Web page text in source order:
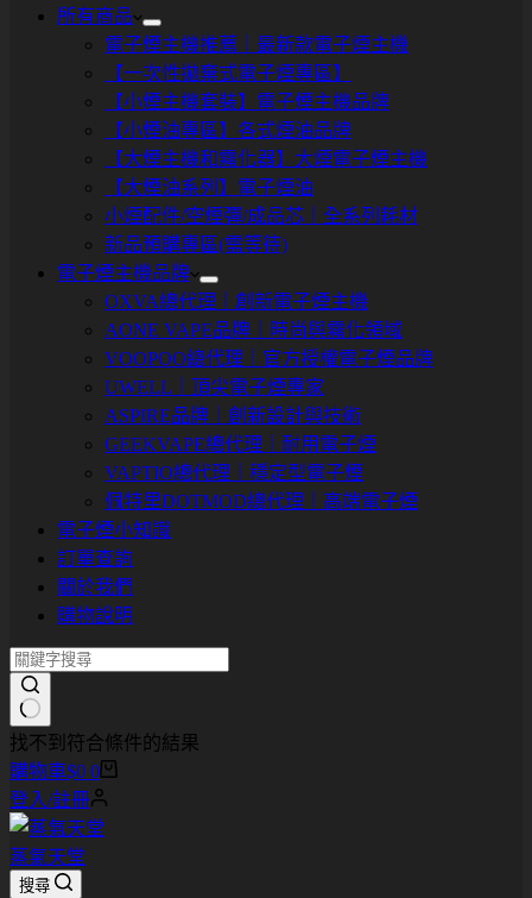
所有商品
電子煙主機推薦｜最新款電子煙主機
【一次性拋棄式電子煙專區】
【小煙主機套裝】電子煙主機品牌
【小煙油專區】各式煙油品牌
【大煙主機和霧化器】大煙電子煙主機
【大煙油系列】電子煙油
小煙配件/空煙彈/成品芯｜全系列耗材
新品預購專區(需等待)
電子煙主機品牌
OXVA總代理｜創新電子煙主機
AONE VAPE品牌｜時尚與霧化領域
VOOPOO總代理｜官方授權電子煙品牌
UWELL｜頂尖電子煙專家
ASPIRE品牌｜創新設計與技術
GEEKVAPE總代理｜耐用電子煙
VAPTIO總代理｜穩定型電子煙
佩特里DOTMOD總代理｜高端電子煙
電子煙小知識
訂單查詢
關於我們
購物說明
找不到符合條件的結果
購物車$0 0
登入/註冊
蒸氣天堂
搜尋